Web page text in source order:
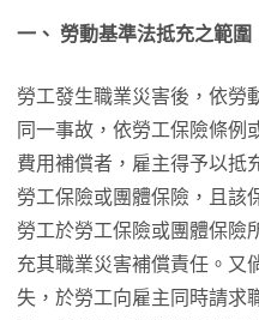
一、 勞動基準法抵充之範圍
勞工發生職業災害後，依勞
同一事故，依勞工保險條例
費用補償者，雇主得予以抵
勞工保險或團體保險，且該
勞工於勞工保險或團體保險
充其職業災害補償責任。又
失，於勞工向雇主同時請求